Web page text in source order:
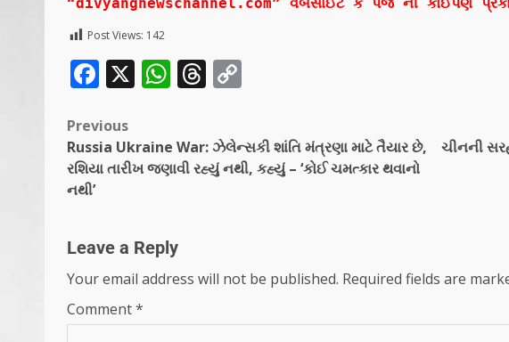
Post Views: 142
Facebook
X WhatsApp
Threads
Previous
Russia Ukraine War: ઝેલેન્સકી શાંતિ મંત્રણા માટે તૈયાર છે,
રશિયા તારીખ જણાવી રહ્યું નથી, કહ્યું – ‘કોઈ ચમત્કાર થવાનો
નથી’
ચીનની
Leave a Reply
Your email address will not be published. Required fields are
Comment*